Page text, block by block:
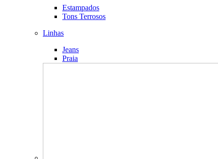
Estampados
Tons Terrosos
Linhas
Jeans
Praia